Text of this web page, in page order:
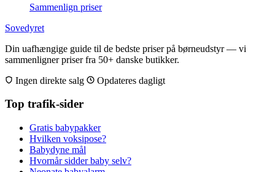
Sammenlign priser
Sovedyret
Din uafhængige guide til de bedste priser på børneudstyr — vi
sammenligner priser fra 50+ danske butikker.
Ingen direkte salg
Opdateres dagligt
Top trafik-sider
Gratis babypakker
Hvilken voksipose?
Babydyne mål
Hvornår sidder baby selv?